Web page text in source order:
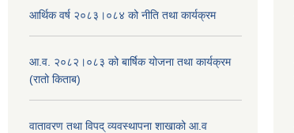
आर्थिक वर्ष २०८३।०८४ को नीति तथा कार्यक्रम
आ.व. २०८२।०८३ को बार्षिक योजना तथा कार्यक्रम
(रातो किताब)
वातावरण तथा विपद् व्यवस्थापना शाखाको आ.व